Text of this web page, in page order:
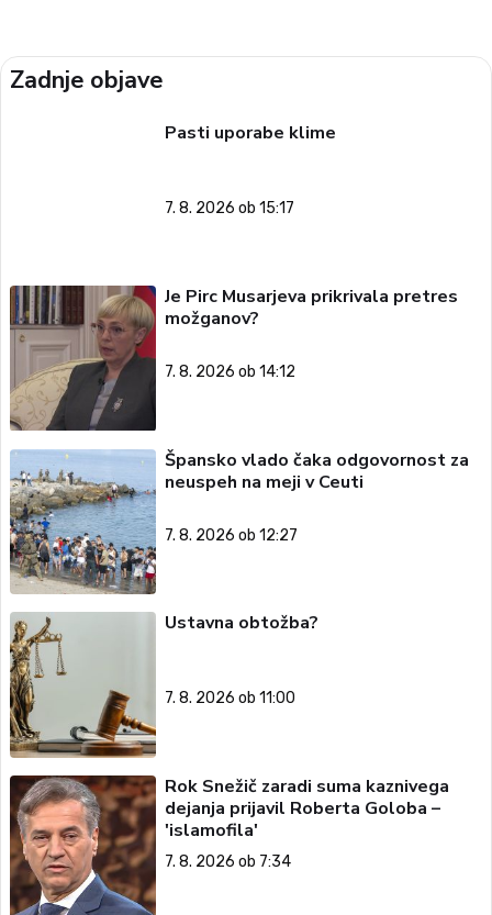
Zadnje objave
Pasti uporabe klime
7. 8. 2026 ob 15:17
Je Pirc Musarjeva prikrivala pretres
možganov?
7. 8. 2026 ob 14:12
Špansko vlado čaka odgovornost za
neuspeh na meji v Ceuti
7. 8. 2026 ob 12:27
Ustavna obtožba?
7. 8. 2026 ob 11:00
Rok Snežič zaradi suma kaznivega
dejanja prijavil Roberta Goloba –
'islamofila'
7. 8. 2026 ob 7:34